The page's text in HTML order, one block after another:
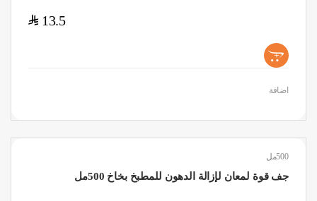
13.5
$
+
اضافة
500مل
جف قوة لمعان لإزالة الدهون للمطبخ بخاخ 500مل